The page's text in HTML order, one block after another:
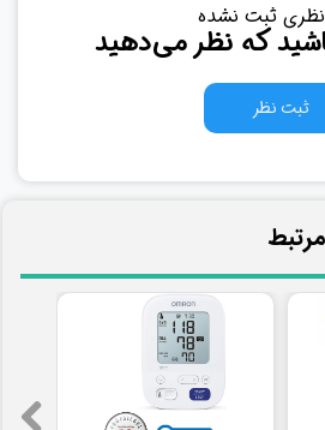
نظری ثبت نشده
که نظر می‌دهید
ثبت نظر